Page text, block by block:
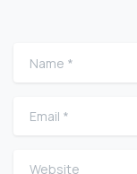
Name
Email
Website